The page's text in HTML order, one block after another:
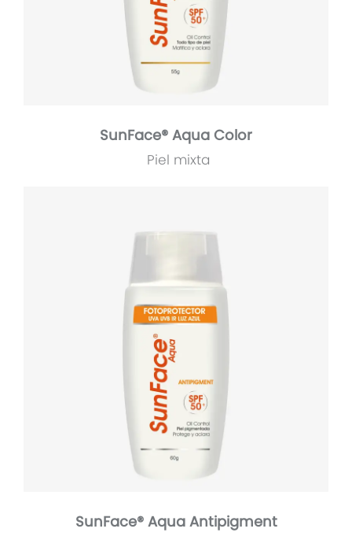
SunFace® Aqua Color
Piel mixta
SunFace® Aqua Antipigment